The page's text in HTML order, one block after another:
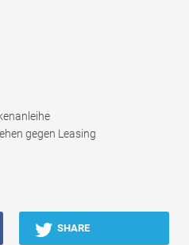
gegen Leasing
SHARE